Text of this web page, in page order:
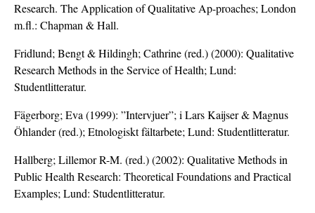
Research. The Application of Qualitative Ap-proaches; London
m.fl.: Chapman & Hall.
Fridlund; Bengt & Hildingh; Cathrine (red.) (2000): Qualitative
Research Methods in the Service of Health; Lund:
Studentlitteratur.
Fägerborg; Eva (1999): ”Intervjuer”; i Lars Kaijser & Magnus
Öhlander (red.); Etnologiskt fältarbete; Lund: Studentlitteratur.
Hallberg; Lillemor R-M. (red.) (2002): Qualitative Methods in
Public Health Research: Theoretical Foundations and Practical
Examples; Lund: Studentlitteratur.